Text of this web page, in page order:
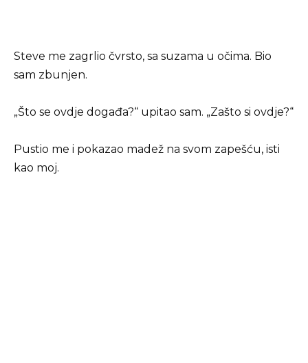
Steve me zagrlio čvrsto, sa suzama u očima. Bio
sam zbunjen.
„Što se ovdje događa?“ upitao sam. „Zašto si ovdje?“
Pustio me i pokazao madež na svom zapešću, isti
kao moj.